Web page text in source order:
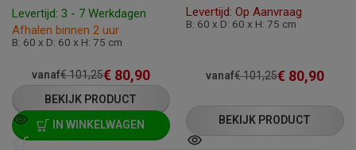
Levertijd: 3 - 7 Werkdagen
Afhalen binnen 2 uur
B: 60 x D: 60 x H: 75 cm
vanaf€101,25€ 80,90
BEKIJK PRODUCT
IN WINKELWAGEN
Levertijd: Op Aanvraag
B: 60 x D: 60 x H: 75 cm
vanaf€101,25€ 80,90
BEKIJK PRODUCT